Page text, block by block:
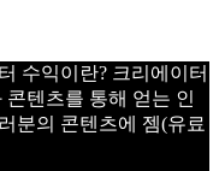
수익이란? 크리에이터
텐츠를 통해 얻는 인
분의 콘텐츠에 젬(유료